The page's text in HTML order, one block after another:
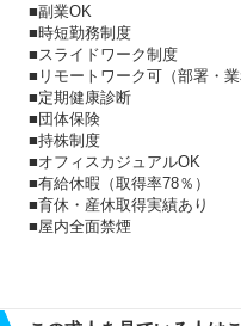
■副業OK
■時短勤務制度
■スライドワーク制度
■リモートワーク可（部署・業
■定期健康診断
■団体保険
■持株制度
■オフィスカジュアルOK
■有給休暇（取得率78％）
■育休・産休取得実績あり
■屋内全面禁煙